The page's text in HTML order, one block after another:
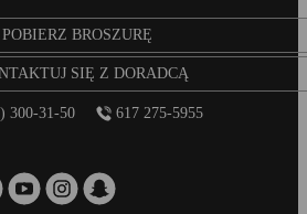
POBIERZ BROSZURĘ
SIĘ Z DORADCĄ
300-31-50 617 275-5955